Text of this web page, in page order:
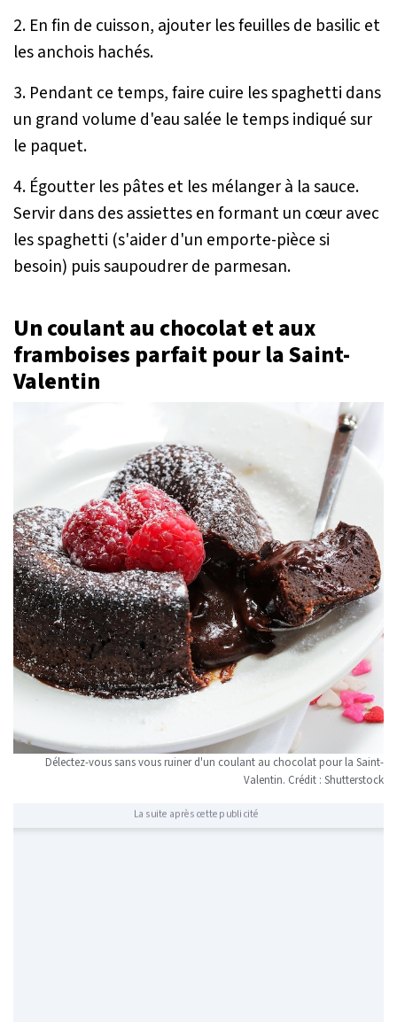
2. En fin de cuisson, ajouter les feuilles de basilic et
les anchois hachés.
3. Pendant ce temps, faire cuire les spaghetti dans
un grand volume d'eau salée le temps indiqué sur
le paquet.
4. Égoutter les pâtes et les mélanger à la sauce.
Servir dans des assiettes en formant un cœur avec
les spaghetti (s'aider d'un emporte-pièce si
besoin) puis saupoudrer de parmesan.
Un coulant au chocolat et aux
framboises parfait pour la Saint-
Valentin
Délectez-vous sans vous ruiner d'un coulant au chocolat pour la Saint-
Valentin. Crédit : Shutterstock
La suite après cette publicité